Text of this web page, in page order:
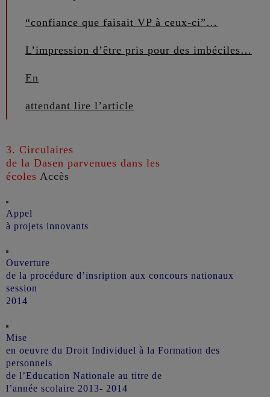
“confiance que faisait VP à ceux-ci”…
L’impression d’être pris pour des imbéciles…
En
attendant lire l’article
3. Circulaires
de la Dasen parvenues dans les
écoles Accès
Appel
à projets innovants
Ouverture
de la procédure d’insription aux concours nationaux
session
2014
Mise
en oeuvre du Droit Individuel à la Formation des
personnels
de l’Education Nationale au titre de
l’année scolaire 2013- 2014